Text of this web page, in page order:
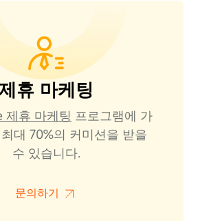
휴 마케팅
제휴 마케팅 프로그램에 가
대 70%의 커미션을 받을
수 있습니다.
문의하기